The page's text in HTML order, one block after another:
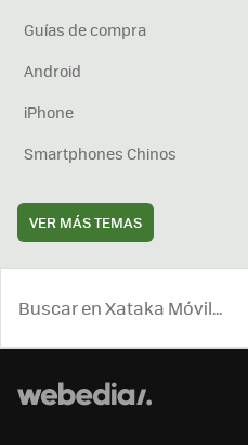
Guías de compra
Android
iPhone
Smartphones Chinos
VER MÁS TEMAS